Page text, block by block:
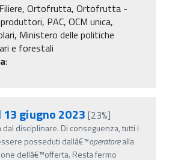
Filiere, Ortofrutta, Ortofrutta -
PAC, OCM unica,
Ministero delle politiche
e forestali
:
13 giugno 2023 [23%]
disciplinare. Di conseguenza, tutti i
posseduti dallâ€™operatorealla
dellâ€™offerta. Resta fermo